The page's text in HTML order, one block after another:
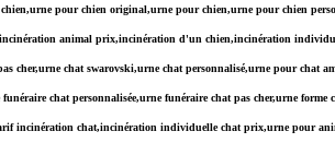
pour chien original,urne pour chien,urne pour chien
animal prix,incinération d'un chien,incinération
cher,urne chat swarovski,urne chat personnalisé,urne pour chat
chat personnalisée,urne funéraire chat pas cher,urne
incinération chat,incinération individuelle chat prix,urne pour